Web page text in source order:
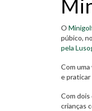
O
púbico,
pela
Com
e
Com
crianças